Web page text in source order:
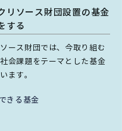
リソース財団設置の基金
する
ース財団では、今取り組む
会課題をテーマとした基金
ます。
きる基金